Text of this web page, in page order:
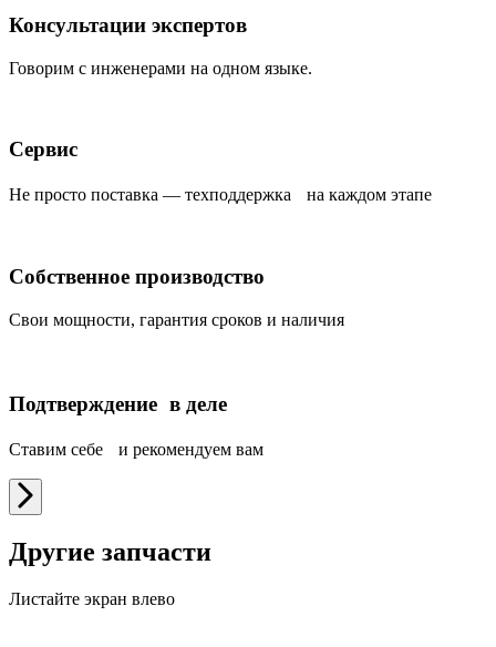
Консультации экспертов
Говорим с инженерами на одном языке.
Сервис
Не просто поставка — техподдержка на каждом этапе
Собственное производство
Свои мощности, гарантия сроков и наличия
Подтверждение в деле
Ставим себе и рекомендуем вам
Другие запчасти
Листайте экран влево